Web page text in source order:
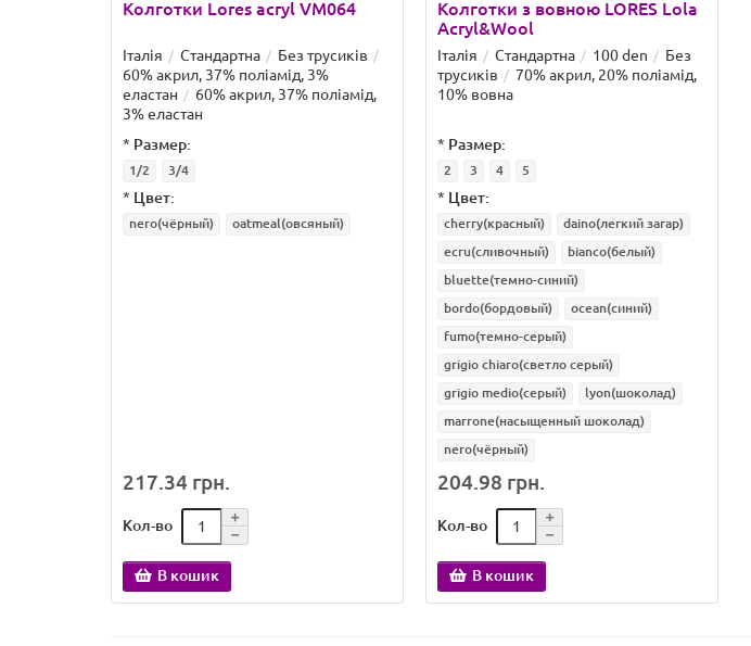
Колготки Lores acryl VM064
Італія Стандартна
Без трусиків
60% акрил, 37% поліамід, 3%
еластан
60% акрил, 37% поліамід,
3% еластан
* Размер:
1/2 3/4
* Цвет:
nero(чёрный) oatmeal(овсяный)
217.34 грн.
Кол-во
В кошик
Колготки з вовною LORES Lola
Acryl&Wool
Італія Стандартна 100 den
Без
трусиків
70% акрил, 20% поліамід,
10% вовна
* Размер:
2 3 4 5
* Цвет:
cherry(красный)
daino(легкий загар)
ecru(сливочный)
bianco(белый)
bluette(темно-синий)
bordo(бордовый)
ocean(синий)
fumo(темно-серый)
grigio chiaro(светло серый)
grigio medio(серый)
lyon(шоколад)
marrone(насыщенный шоколад)
nero(чёрный)
204.98 грн.
Кол-во
В кошик